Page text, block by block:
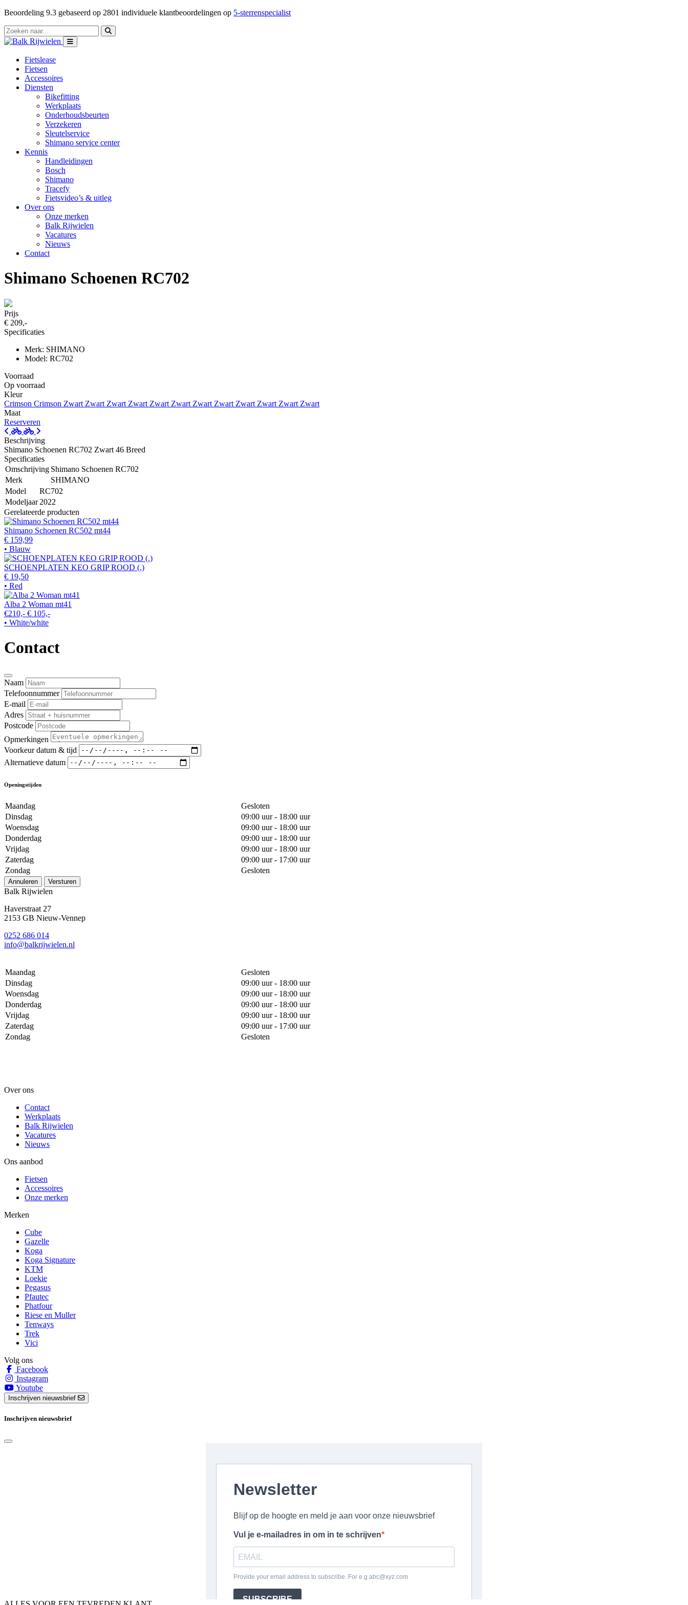
Beoordeling 9.3 gebaseerd op 2801 individuele klantbeoordelingen op 5-sterrenspecialist
Fietslease
Fietsen
Accessoires
Diensten
Bikefitting
Werkplaats
Onderhoudsbeurten
Verzekeren
Sleutelservice
Shimano service center
Kennis
Handleidingen
Bosch
Shimano
Tracefy
Fietsvideo’s & uitleg
Over ons
Onze merken
Balk Rijwielen
Vacatures
Nieuws
Contact
Shimano Schoenen RC702
Prijs
€ 209,-
Specificaties
Merk: SHIMANO
Model: RC702
Voorraad
Op voorraad
Kleur
Crimson Crimson Zwart Zwart Zwart Zwart Zwart Zwart Zwart Zwart Zwart Zwart Zwart Zwart
Maat
Reserveren
Beschrijving
Shimano Schoenen RC702 Zwart 46 Breed
Specificaties
Omschrijving Shimano Schoenen RC702
Merk
SHIMANO
Model
RC702
Modeljaar 2022
Gerelateerde producten
Shimano Schoenen RC502 mt44
€ 159,99
• Blauw
SCHOENPLATEN KEO GRIP ROOD (.)
€ 19,50
• Red
Alba 2 Woman mt41
€210,- € 105,-
• White/white
Contact
Naam
Telefoonnummer
E-mail
Adres
Postcode
Opmerkingen
Voorkeur datum & tijd
Alternatieve datum
Openingstijden
Maandag
Gesloten
Dinsdag
09:00 uur - 18:00 uur
Woensdag
09:00 uur - 18:00 uur
Donderdag
09:00 uur - 18:00 uur
Vrijdag
09:00 uur - 18:00 uur
Zaterdag
09:00 uur - 17:00 uur
Zondag
Gesloten
Annuleren Versturen
Balk Rijwielen
Haverstraat 27
2153 GB Nieuw-Vennep
0252 686 014
info@balkrijwielen.nl
Maandag
Gesloten
Dinsdag
09:00 uur - 18:00 uur
Woensdag
09:00 uur - 18:00 uur
Donderdag
09:00 uur - 18:00 uur
Vrijdag
09:00 uur - 18:00 uur
Zaterdag
09:00 uur - 17:00 uur
Zondag
Gesloten
Over ons
Contact
Werkplaats
Balk Rijwielen
Vacatures
Nieuws
Ons aanbod
Fietsen
Accessoires
Onze merken
Merken
Cube
Gazelle
Koga
Koga Signature
KTM
Loekie
Pegasus
Pfautec
Phatfour
Riese en Muller
Tenways
Trek
Vici
Volg ons
Facebook
Instagram
Youtube
Inschrijven nieuwsbrief
Inschrijven nieuwsbrief